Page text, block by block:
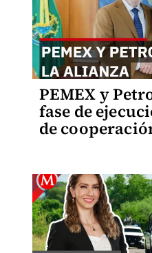
PEMEX y
fase de
de